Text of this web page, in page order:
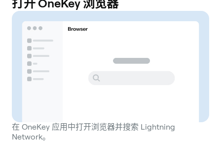
打开 OneKey 浏览器
在 OneKey 应用中打开浏览器并搜索 Lightning
Network。